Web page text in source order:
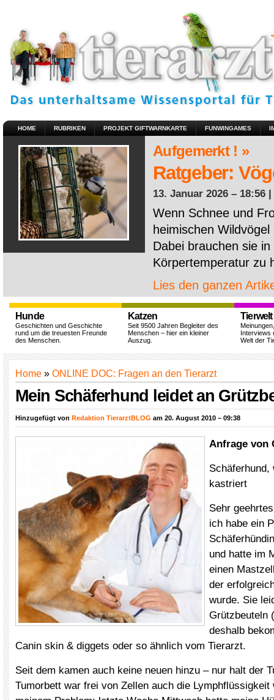
HOME RUBRIKEN PROJEKT GIFTWARNKARTE FUNWINGAMES
Aufgemerkt ! »
Ratgeber:
13. Januar 2026 – 18:56 |
Wenn Schnee und
heimischen
Dabei brauchen sie
Körpertemperatur zu
Lies den ganzen
Hunde
Geschichten und Geschichte
rund um die treuesten Freunde
des Menschen.
Katzen
Seit 9500 Jahren Begleiter des
Menschen – hier ein kleiner
Auszug.
Tierwelt
Interviews
Welt der
Home » ONLINE DOC: Fragen an den Tierarzt
Mein Schäferhund leidet an
Hinzugefügt von Redaktion TierarztBLOG am 20. August 2010 – 09:38
Anfrage von
kastriert
Sehr
ich habe ein
und hatte im
einen
der
wurde. Sie
Grützbeuteln
deshalb
Canin skin & diggets oder so ähnlich vom Tierarzt.
Seit dem kamen auch keine neuen hinzu – nur halt der
Tumorbett war frei von Zellen auch die Lymphflüssigkeit